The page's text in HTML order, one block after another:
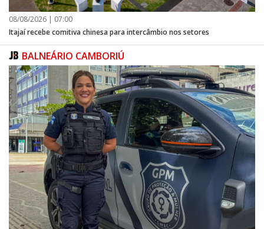
08/08/2026 | 07:00
Itajaí recebe comitiva chinesa para intercâmbio nos setores
BALNEÁRIO CAMBORIÚ